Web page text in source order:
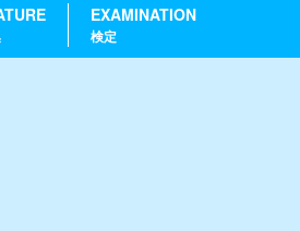
EXAMINATION
検定